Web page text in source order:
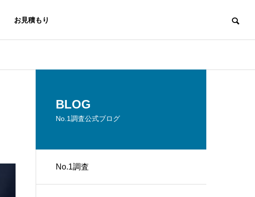
お見積もり
世界初調査
BLOG
No.1調査公式ブログ
No.1調査